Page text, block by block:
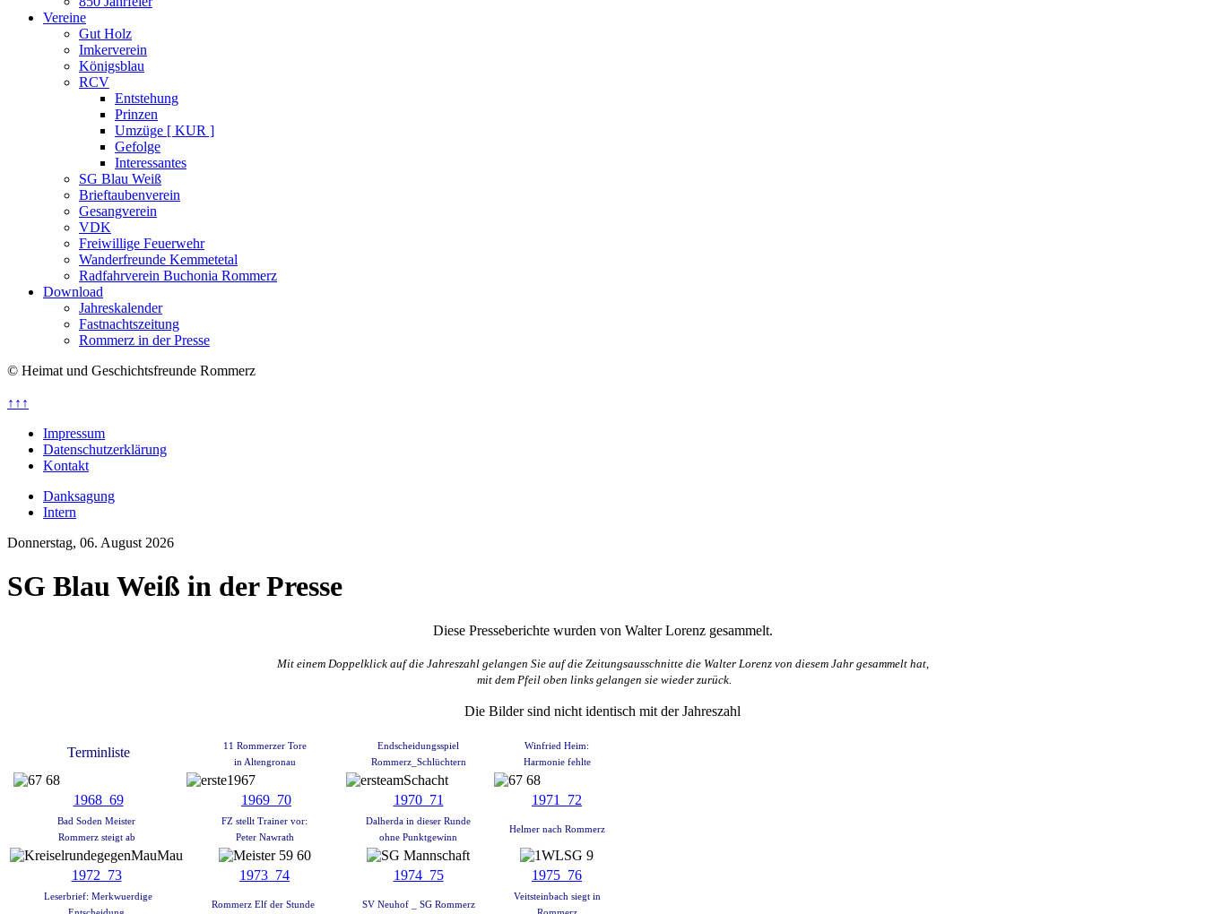
Vereine
Gut Holz
Imkerverein
Königsblau
RCV
Entstehung
Prinzen
Umzüge [ KUR ]
Gefolge
Interessantes
SG Blau Weiß
Brieftaubenverein
Gesangverein
VDK
Freiwillige Feuerwehr
Wanderfreunde Kemmetetal
Radfahrverein Buchonia Rommerz
Download
Jahreskalender
Fastnachtszeitung
Rommerz in der Presse
© Heimat und Geschichtsfreunde Rommerz
↑↑↑
Impressum
Datenschutzerklärung
Kontakt
Danksagung
Intern
Donnerstag, 06. August 2026
SG Blau Weiß in der Presse
Diese Presseberichte wurden von Walter Lorenz gesammelt.
Mit einem Doppelklick auf die Jahreszahl gelangen Sie auf die Zeitungsausschnitte die Walter Lorenz von diesem Jahr gesammelt hat,
mit dem Pfeil oben links gelangen sie wieder zurück.
Die Bilder sind nicht identisch mit der Jahreszahl
Terminliste
11 Rommerzer Tore
in Altengronau
Endscheidungsspiel
Rommerz_Schlüchtern
Winfried Heim:
Harmonie fehlte
1968_69 1969_70 1970_71 1971_72
Bad Soden Meister
Rommerz steigt ab
FZ stellt Trainer vor:
Peter Nawrath
Dalherda in dieser Runde
ohne Punktgewinn
Helmer nach Rommerz
1972_73 1973_74 1974_75 1975_76
Leserbrief: Merkwuerdige
Rommerz Elf der Stunde SV Neuhof _ SG Rommerz
Veitsteinbach siegt in